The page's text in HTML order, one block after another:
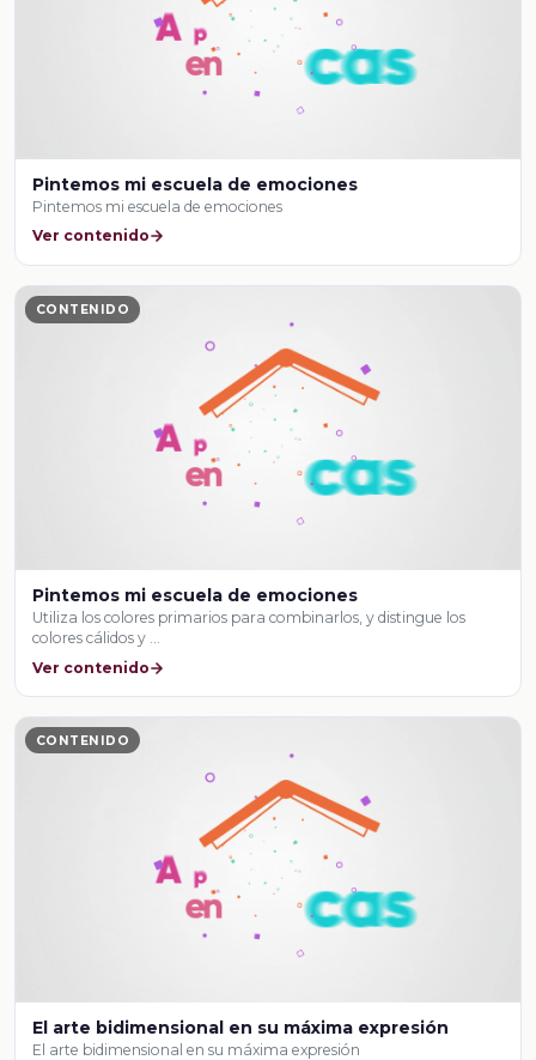
Pintemos mi escuela de emociones
Pintemos mi escuela de emociones
Ver contenido
CONTENIDO
Pintemos mi escuela de emociones
Utiliza los colores primarios para combinarlos, y distingue los
colores cálidos y …
Ver contenido
CONTENIDO
El arte bidimensional en su máxima expresión
El arte bidimensional en su máxima expresión